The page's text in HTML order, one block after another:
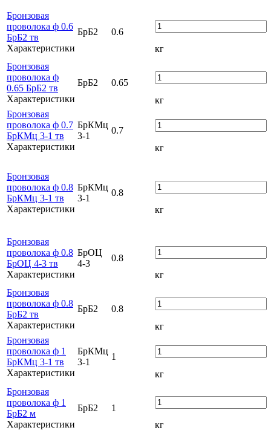
Бронзовая
проволока ф 0.6
БрБ2 тв
Характеристики
БрБ2
0.6
кг
Бронзовая
проволока ф
0.65 БрБ2 тв
Характеристики
БрБ2
0.65
кг
Бронзовая
проволока ф 0.7
БрКМц 3-1 тв
Характеристики
БрКМц
3-1
0.7
кг
Бронзовая
проволока ф 0.8
БрКМц 3-1 тв
Характеристики
БрКМц
3-1
0.8
кг
Бронзовая
проволока ф 0.8
БрОЦ 4-3 тв
Характеристики
БрОЦ
4-3
0.8
кг
Бронзовая
проволока ф 0.8
БрБ2 тв
Характеристики
БрБ2
0.8
кг
Бронзовая
проволока ф 1
БрКМц 3-1 тв
Характеристики
БрКМц
3-1
1
кг
Бронзовая
проволока ф 1
БрБ2 м
Характеристики
БрБ2
1
кг